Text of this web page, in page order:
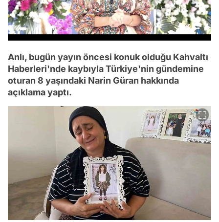
Anlı, bugün yayın öncesi konuk olduğu Kahvaltı
Haberleri'nde kaybıyla Türkiye'nin gündemine
oturan 8 yaşındaki Narin Güran hakkında
açıklama yaptı.